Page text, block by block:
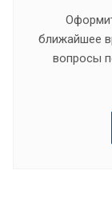
ближайшее
вопросы